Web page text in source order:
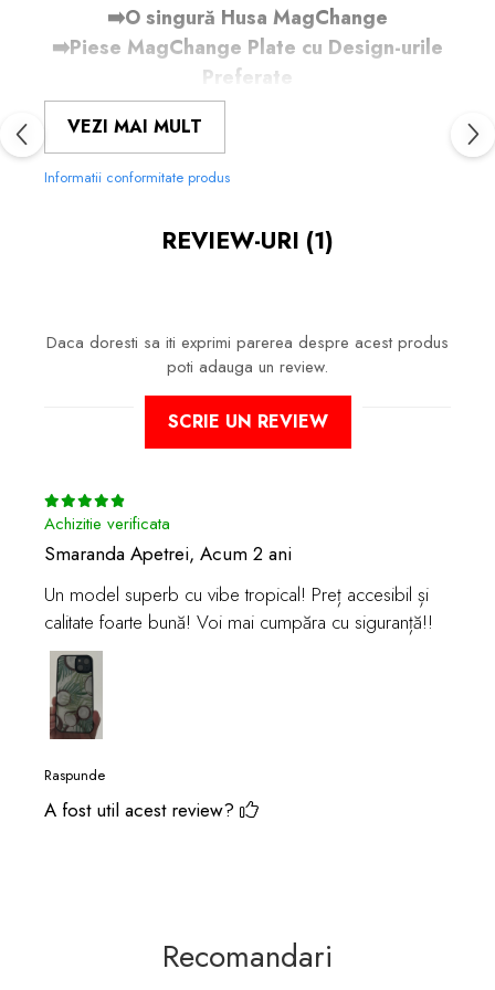
➡️O singură Husa MagChange
➡️Piese MagChange Plate cu Design-urile
Preferate
Cum Funcționează:
🧲Atașare Magnetică:
MagChange Plate se atașează ferm de
husa principală prin magnetii MagSafe,
asigurând o fixare sigură și stabilă.
piesele MagChange Plate pentru a-ți
adapta telefonul la stilul și starea ta de
spirit. Poți alege dintre diferite modele
🔀Ușor de Înlocuit:
rapid și ușor, fără a fi nevoie de
instrumente suplimentare sau abilități
tehnice.
Beneficii:
nenumărate posibilități de personalizare.
Perfectă pentru cei care își doresc să-și
🔨Durabilitate:Fabricată din materiale de
VEZI MAI MULT
Informatii conformitate produs
REVIEW-URI (1)
Daca doresti sa iti exprimi parerea despre acest produs
poti adauga un review.
SCRIE UN REVIEW
Achizitie verificata
Smaranda Apetrei, Acum 2 ani
Un model superb cu vibe tropical! Preț accesibil și
calitate foarte bună! Voi mai cumpăra cu siguranță!!
Raspunde
A fost util acest review?
Recomandari